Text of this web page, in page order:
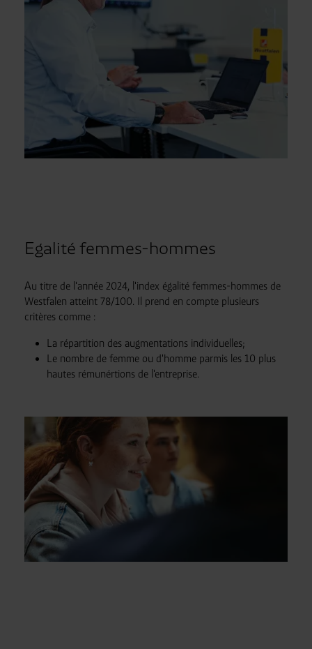
Egalité femmes-hommes
Au titre de l'année 2024, l'index égalité femmes-hommes de
Westfalen atteint 78/100. Il prend en compte plusieurs
critères comme :
La répartition des augmentations individuelles;
Le nombre de femme ou d'homme parmis les 10 plus
hautes rémunértions de l'entreprise.